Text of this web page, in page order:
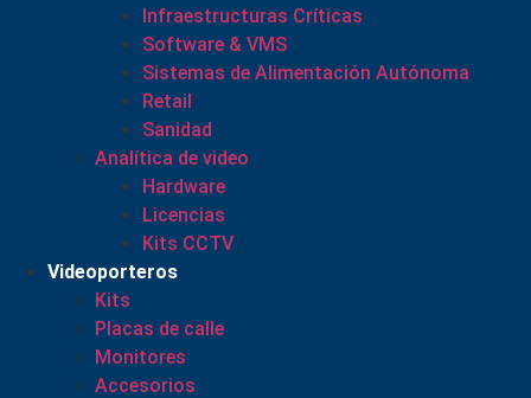
Infraestructuras Críticas
Software & VMS
Sistemas de Alimentación Autónoma
Retail
Sanidad
Analítica de video
Hardware
Licencias
Kits CCTV
Videoporteros
Kits
Placas de calle
Monitores
Accesorios